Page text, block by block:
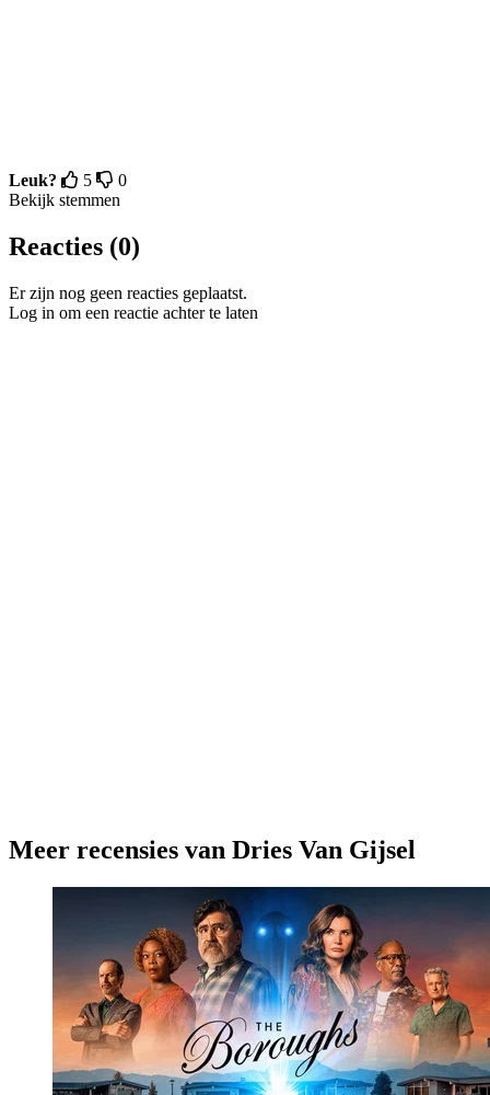
Leuk? 5
0
Bekijk stemmen
Reacties (0)
Er zijn nog geen reacties geplaatst.
Log in om een reactie achter te laten
Meer recensies van Dries Van Gijsel